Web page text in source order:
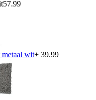
57.99
metaal wit+ 39.99